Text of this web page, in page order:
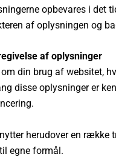
opbevares i det
af oplysningen og
af oplysninger
din brug af websitet,
disse oplysninger er
herudover en række
egne formål.